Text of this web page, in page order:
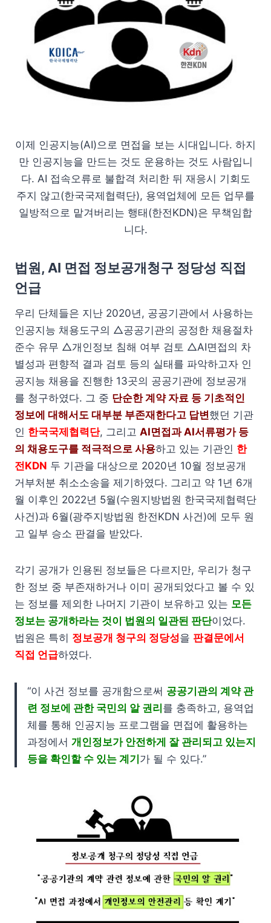
이제 인공지능(AI)으로 면접을 보는 시대입니다. 하지
만 인공지능을 만드는 것도 운용하는 것도 사람입니
다. AI 접속오류로 불합격 처리한 뒤 재응시 기회도
주지 않고(한국국제협력단), 용역업체에 모든 업무를
일방적으로 맡겨버리는 행태(한전KDN)은 무책임합
니다.
법원, AI 면접 정보공개청구 정당성 직접
언급
우리 단체들은 지난 2020년, 공공기관에서 사용하는
인공지능 채용도구의 △공공기관의 공정한 채용절차
준수 유무 △개인정보 침해 여부 검토 △AI면접의 차
별성과 편향적 결과 검토 등의 실태를 파악하고자 인
공지능 채용을 진행한 13곳의 공공기관에 정보공개
를 청구하였다. 그 중 단순한 계약 자료 등 기초적인
정보에 대해서도 대부분 부존재한다고 답변했던 기관
인 한국국제협력단, 그리고 AI면접과 AI서류평가 등
의 채용도구를 적극적으로 사용하고 있는 기관인 한
전KDN 두 기관을 대상으로 2020년 10월 정보공개
거부처분 취소소송을 제기하였다. 그리고 약 1년 6개
월 이후인 2022년 5월(수원지방법원 한국국제협력단
사건)과 6월(광주지방법원 한전KDN 사건)에 모두 원
고 일부 승소 판결을 받았다.
각기 공개가 인용된 정보들은 다르지만, 우리가 청구
한 정보 중 부존재하거나 이미 공개되었다고 볼 수 있
는 정보를 제외한 나머지 기관이 보유하고 있는 모든
정보는 공개하라는 것이 법원의 일관된 판단이었다.
법원은 특히 정보공개 청구의 정당성을 판결문에서
직접 언급하였다.
“이 사건 정보를 공개함으로써 공공기관의 계약 관
련 정보에 관한 국민의 알 권리를 충족하고, 용역업
체를 통해 인공지능 프로그램을 면접에 활용하는
과정에서 개인정보가 안전하게 잘 관리되고 있는지
등을 확인할 수 있는 계기가 될 수 있다.”